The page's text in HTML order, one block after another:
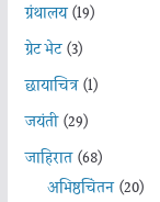
ग्रंथालय(19)
ग्रेट भेट(3)
छायाचित्र(1)
जयंती(29)
जाहिरात(68)
अभिष्ठचिंतन(20)